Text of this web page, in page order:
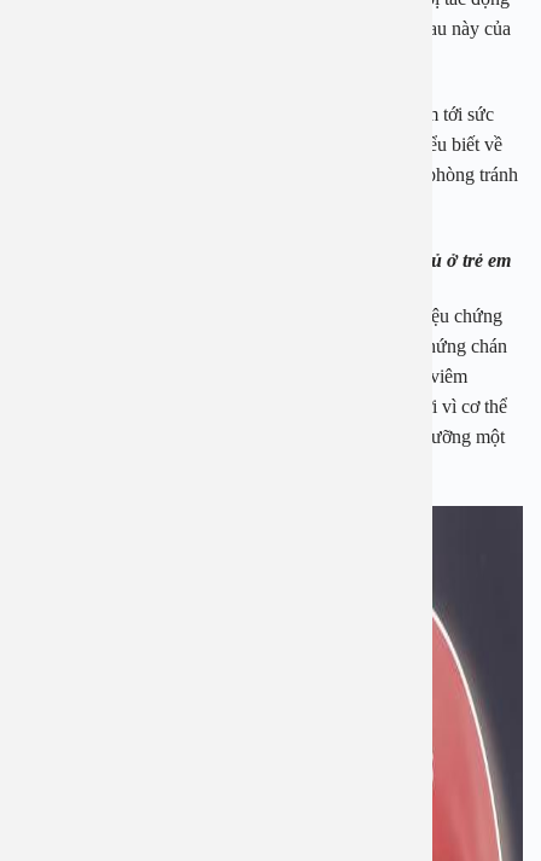
ảnh hưởng tới sức khỏe thậm chí khả năng sinh hoạt sau này của
Vì vậy, là một người mẹ thông minh, bạn cần quan tâm tới sức
khỏe của con em mình bằng cách nắm vững những hiểu biết về
bệnh viêm amidan hốc mủ từ đó có những biện pháp phòng tránh
1.3 Những biểu hiện của bệnh viêm amidan dạng mủ ở trẻ em
Bệnh viêm amidan dạng mủ ở trẻ em thường gây ra triệu chứng
sốt cao, chán ăn. Đối với trẻ sơ sinh còn gây ra triệu chứng chán
ăn, quấy khóc, đau họng. Việc không điều trị kịp thời viêm
amidan ở trẻ em sẽ khiến cho trẻ bị suy dinh dưỡng bởi vì cơ thể
của bé không tự sản sinh ra các chất để hấp thụ dinh dưỡng một